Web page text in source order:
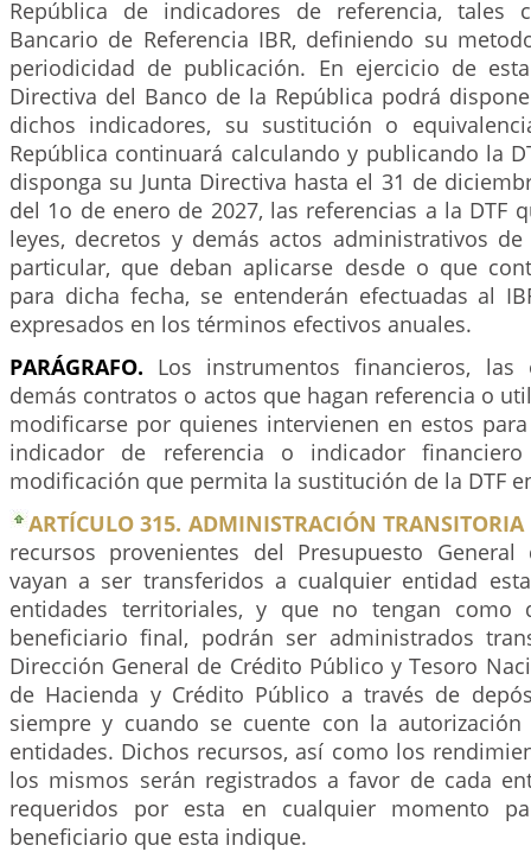
República de indicadores de referencia, tales
Bancario de Referencia IBR, definiendo su
periodicidad de publicación. En ejercicio de
Directiva del Banco de la República podrá
dichos indicadores, su sustitución o
República continuará calculando y publicando la
disponga su Junta Directiva hasta el 31 de
del 1o de enero de 2027, las referencias a la DTF
leyes, decretos y demás actos administrativos
particular, que deban aplicarse desde o que
para dicha fecha, se entenderán efectuadas al
expresados en los términos efectivos anuales.
PARÁGRAFO. Los instrumentos financieros, las
demás contratos o actos que hagan referencia o
modificarse por quienes intervienen en estos
indicador de referencia o indicador
modificación que permita la sustitución de la DTF
ARTÍCULO 315. ADMINISTRACIÓN TRANSITORIA
recursos provenientes del Presupuesto
vayan a ser transferidos a cualquier entidad
entidades territoriales, y que no tengan como
beneficiario final, podrán ser administrados
Dirección General de Crédito Público y Tesoro
de Hacienda y Crédito Público a través de
siempre y cuando se cuente con la autorización
entidades. Dichos recursos, así como los
los mismos serán registrados a favor de cada
requeridos por esta en cualquier momento
beneficiario que esta indique.